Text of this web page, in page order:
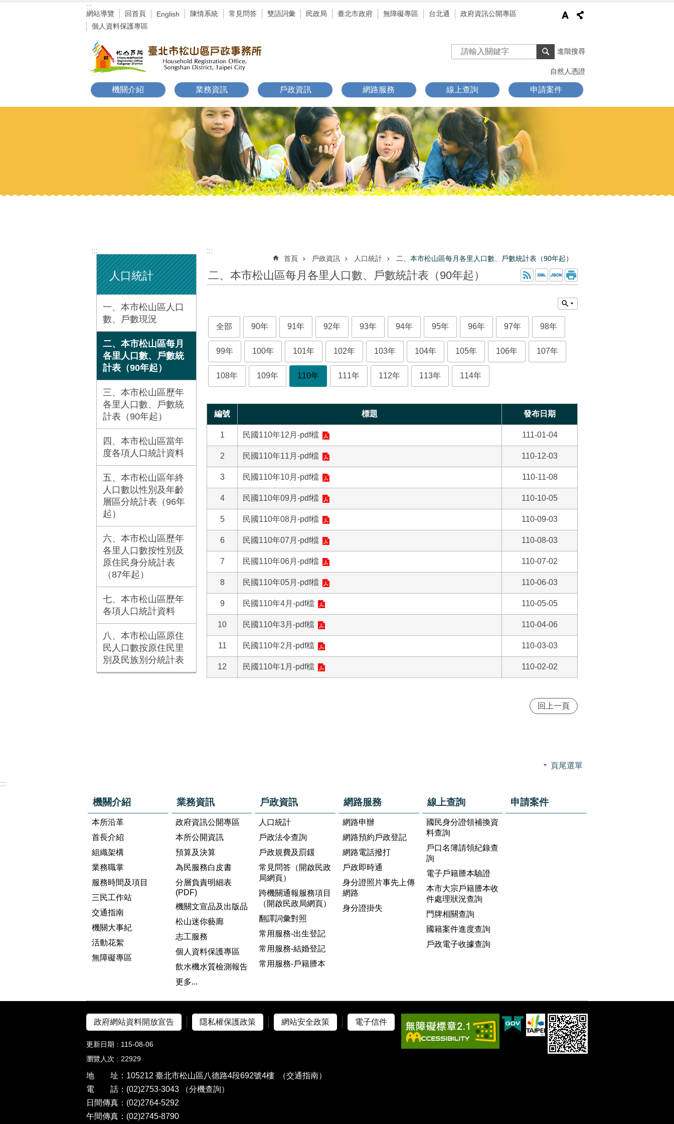
:::
網站導覽 回首頁 English 陳情系統 常見問答 雙語詞彙 民政局 臺北市政府 無障礙專區 台北通
政府資訊公開專區
個人資料保護專區
進階搜尋
自然人憑證
機關介紹 業務資訊 戶政資訊 網路服務 線上查詢 申請案件
:::
人口統計
一、本市松山區人口
數、戶數現況
二、本市松山區每月
各里人口數、戶數統
計表（90年起）
三、本市松山區歷年
各里人口數、戶數統
計表（90年起）
四、本市松山區當年
度各項人口統計資料
五、本市松山區年終
人口數以性別及年齡
層區分統計表（96年
起）
六、本市松山區歷年
各里人口數按性別及
原住民身分統計表
（87年起）
七、本市松山區歷年
各項人口統計資料
八、本市松山區原住
民人口數按原住民里
別及民族別分統計表
:::
首頁 戶政資訊 人口統計 二、本市松山區每月各里人口數、戶數統計表（90年起）
二、本市松山區每月各里人口數、戶數統計表（90年起）
全部 90年 91年 92年 93年 94年 95年 96年 97年 98年
99年 100年 101年 102年 103年 104年 105年 106年 107年
108年 109年 110年 111年 112年 113年 114年
編號 標題 發布日期
1 民國110年12月-pdf檔 111-01-04
2 民國110年11月-pdf檔 110-12-03
3 民國110年10月-pdf檔 110-11-08
4 民國110年09月-pdf檔 110-10-05
5 民國110年08月-pdf檔 110-09-03
6 民國110年07月-pdf檔 110-08-03
7 民國110年06月-pdf檔 110-07-02
8 民國110年05月-pdf檔 110-06-03
9 民國110年4月-pdf檔 110-05-05
10 民國110年3月-pdf檔 110-04-06
11 民國110年2月-pdf檔 110-03-03
12 民國110年1月-pdf檔 110-02-02
回上一頁
頁尾選單
:::
機關介紹
本所沿革
首長介紹
組織架構
業務職掌
服務時間及項目
三民工作站
交通指南
機關大事紀
活動花絮
無障礙專區
業務資訊
政府資訊公開專區
本所公開資訊
預算及決算
為民服務白皮書
分層負責明細表
(PDF)
機關文宣品及出版品
松山迷你藝廊
志工服務
個人資料保護專區
飲水機水質檢測報告
更多...
戶政資訊
人口統計
戶政法令查詢
戶政規費及罰鍰
常見問答（開啟民政
局網頁）
跨機關通報服務項目
（開啟民政局網頁）
翻譯詞彙對照
常用服務-出生登記
常用服務-結婚登記
常用服務-戶籍謄本
網路服務
網路申辦
網路預約戶政登記
網路電話撥打
戶政即時通
身分證照片事先上傳
網路
身分證掛失
線上查詢
國民身分證領補換資
料查詢
戶口名簿請領紀錄查
詢
電子戶籍謄本驗證
本市大宗戶籍謄本收
件處理狀況查詢
門牌相關查詢
國籍案件進度查詢
戶政電子收據查詢
申請案件
政府網站資料開放宣告 隱私權保護政策 網站安全政策 電子信件
更新日期
115-08-06
瀏覽人次
22929
地 址：105212 臺北市松山區八德路4段692號4樓
（交通指南）
電 話：(02)2753-3043
（分機查詢）
日間傳真：(02)2764-5292
午間傳真：(02)2745-8790